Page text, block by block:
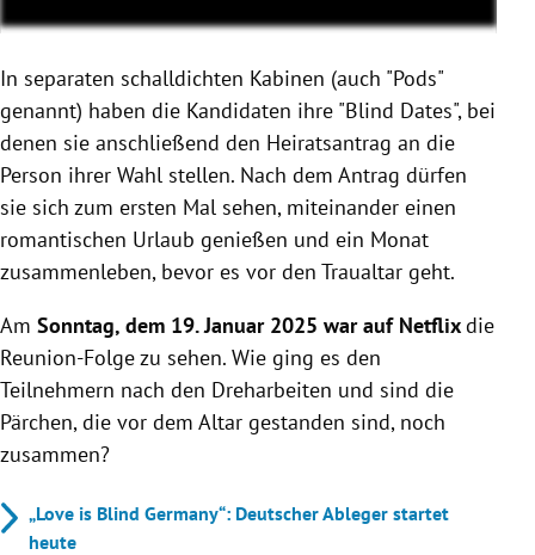
In separaten schalldichten Kabinen (auch "Pods"
genannt) haben die Kandidaten ihre "Blind Dates", bei
denen sie anschließend den Heiratsantrag an die
Person ihrer Wahl stellen. Nach dem Antrag dürfen
sie sich zum ersten Mal sehen, miteinander einen
romantischen Urlaub genießen und ein Monat
zusammenleben, bevor es vor den Traualtar geht.
Am Sonntag, dem 19. Januar 2025 war auf Netflixdie
Reunion-Folge zu sehen. Wie ging es den
Teilnehmern nach den Dreharbeiten und sind die
Pärchen, die vor dem Altar gestanden sind, noch
zusammen?
„Love is Blind Germany“: Deutscher Ableger startet
heute